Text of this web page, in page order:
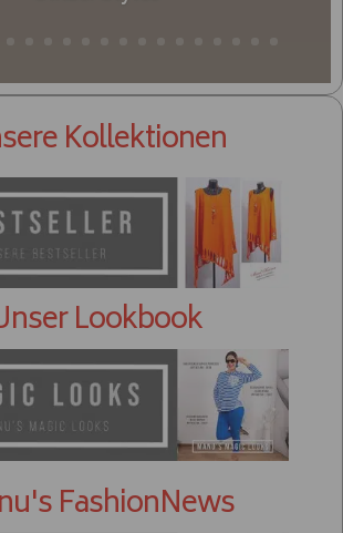
Kollektionen
Lookbook
FashionNews